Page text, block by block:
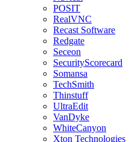
POSIT
RealVNC
Recast Software
Redgate
Seceon
SecurityScorecard
Somansa
TechSmith
Thinstuff
UltraEdit
VanDyke
WhiteCanyon
Xton Technologies